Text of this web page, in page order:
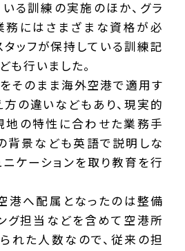
る訓練の実施のほか、グラ
務にはさまざまな資格が必
タッフが保持している訓練記
も行いました。
そのまま海外空港で適用す
方の違いなどもあり、現実的
地の特性に合わせた業務手
背景なども英語で説明しな
ニケーションを取り教育を行
港へ配属となったのは整備
グ担当などを含めて空港所
れた人数なので、従来の担